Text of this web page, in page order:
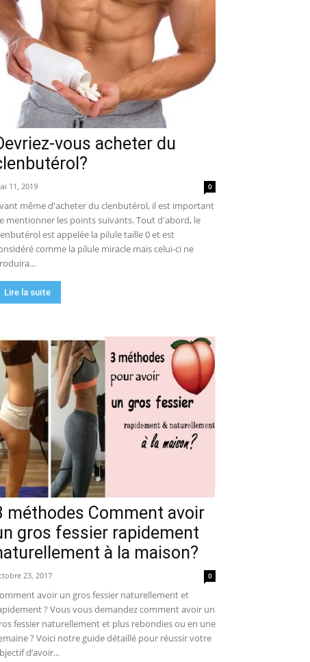
vous acheter du
11, 2019 0
même d'acheter du clenbutérol, il est important
mentionner les points suivants. Tout d'abord, le
est appelée la pilule taille 0 et est
comme la pilule miracle mais celui-ci ne
Lire la suite
méthodes Comment avoir
gros fessier rapidement
à la maison?
23, 2017 0
avoir un gros fessier naturellement et
? Vous vous demandez comment avoir un
fessier naturellement et plus rebondies ou en une
? Voici notre guide détaillé pour réussir votre
d’avoir...